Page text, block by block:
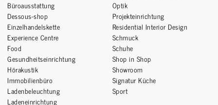
Büroausstattung
Dessous-shop
Einzelhandelskette
Experience Centre
Food
Gesundheitseinrichtung
Hörakustik
Immobilienbüro
Ladenbeleuchtung
Ladeneinrichtung
Optik
Projekteinrichtung
Residential Interior Design
Schmuck
Schuhe
Shop in Shop
Showroom
Signatur Küche
Sport